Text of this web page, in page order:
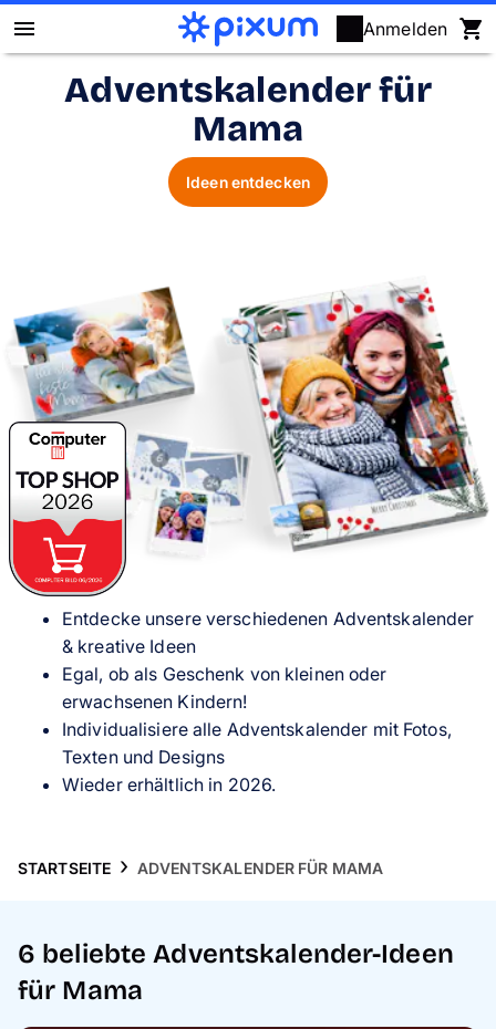
Anmelden
Pixum Fotobuch
Fotogeschenke
Fotopuzzle
Grußkarten
Handyhüllen
Anlässe
Service
Reisekollektion
Adventskalender für
Mama
Entdecke unsere verschiedenen Adventskalender
& kreative Ideen
Egal, ob als Geschenk von kleinen oder
erwachsenen Kindern!
Individualisiere alle Adventskalender mit Fotos,
Texten und Designs
Wieder erhältlich in 2026.
Ideen entdecken
STARTSEITE ADVENTSKALENDER FÜR MAMA
6 beliebte Adventskalender-Ideen
für Mama